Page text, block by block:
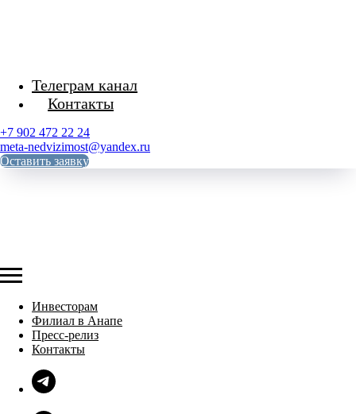
Телеграм канал
Контакты
+7 902 472 22 24
meta-nedvizimost@yandex.ru
Оставить заявку
Инвесторам
Филиал в Анапе
Пресс-релиз
Контакты